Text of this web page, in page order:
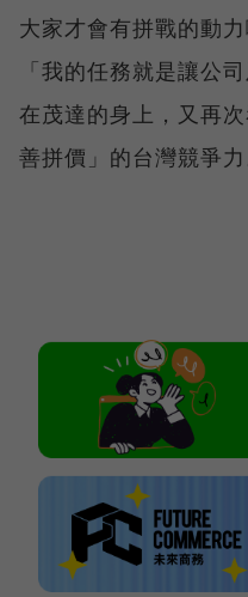
大家才會有拼戰的動
「我的任務就是讓公
在茂達的身上，又再
善拼價」的台灣競爭力